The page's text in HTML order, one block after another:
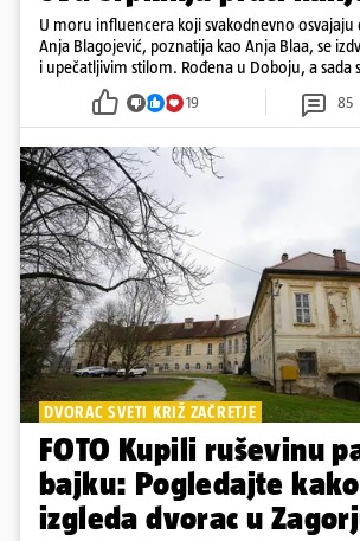
U moru influencera koji svakodnevno osvajaju
Anja Blagojević, poznatija kao Anja Blaa, se
i upečatljivim stilom. Rođena u Doboju, a sada
Dubaiju, Anja je spoj glamura, discipline i
19 85
DVORAC SVETI KRIŽ ZAČRETJE
FOTO Kupili ruševinu
bajku: Pogledajte
izgleda dvorac u